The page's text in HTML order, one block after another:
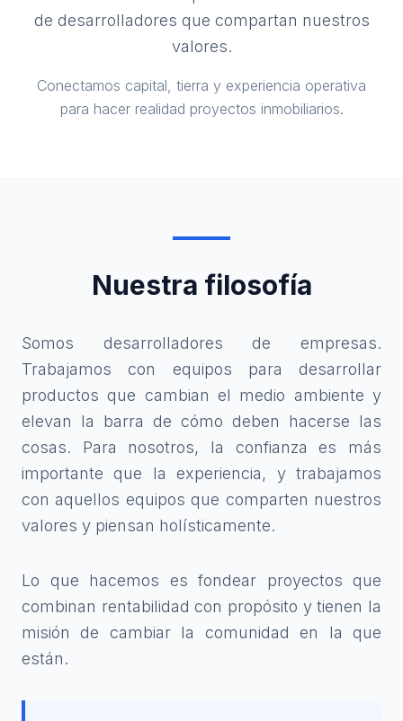
de desarrolladores que compartan nuestros
valores.
Conectamos capital, tierra y experiencia operativa
para hacer realidad proyectos inmobiliarios.
Nuestra filosofía
Somos desarrolladores de empresas.
Trabajamos con equipos para desarrollar
productos que cambian el medio ambiente y
elevan la barra de cómo deben hacerse las
cosas. Para nosotros, la confianza es más
importante que la experiencia, y trabajamos
con aquellos equipos que comparten nuestros
valores y piensan holísticamente.
Lo que hacemos es fondear proyectos que
combinan rentabilidad con propósito y tienen la
misión de cambiar la comunidad en la que
están.